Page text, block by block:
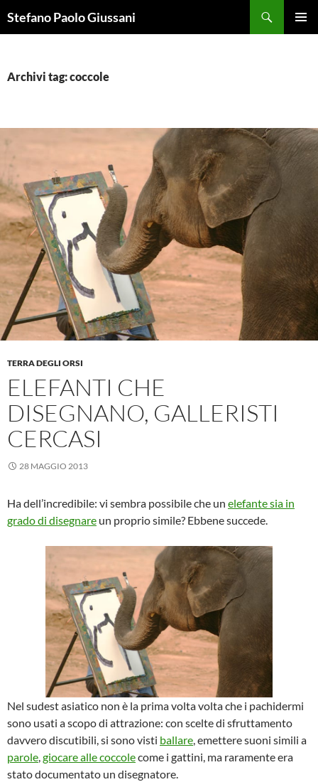
alStefano Paolo Giussani
Archivi tag: coccole
TERRA DEGLI ORSI
ELEFANTI CHE
DISEGNANO, GALLERISTI
CERCASI
28 MAGGIO 2013
Ha dell’incredibile: vi sembra possibile che un elefante sia in
grado di disegnare un proprio simile? Ebbene succede.
Nel sudest asiatico non è la prima volta volta che i pachidermi
sono usati a scopo di attrazione: con scelte di sfruttamento
davvero discutibili, si sono visti ballare, emettere suoni simili a
parole,giocare alle coccolecome i gattini, ma raramente era
stato documentato un disegnatore.